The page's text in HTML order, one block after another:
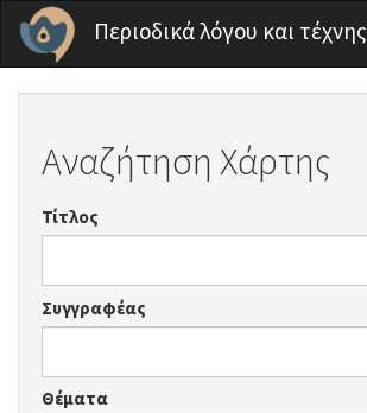
Παράκαμψη προς το κυρίως περιεχόμενο
Περιοδικά λόγου και τέχνης
Αναζήτηση Χάρτης
Τίτλος
Συγγραφέας
Θέματα